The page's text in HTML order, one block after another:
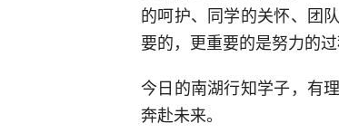
的呵护、同学的关怀、团
要的，更重要的是努力的
今日的南湖行知学子，有
奔赴未来。